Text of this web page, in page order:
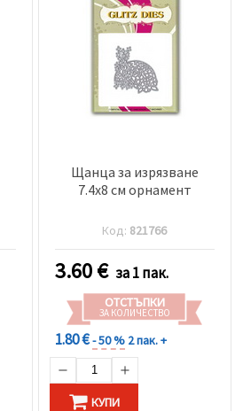
Щанца за изрязване
7.4x8 см орнамент
Код: 821766
3.60€ за 1 пак.
ОТСТЪПКИ
ЗА КОЛИЧЕСТВО
1.80 €- 50 % 2 пак. +
КУПИ